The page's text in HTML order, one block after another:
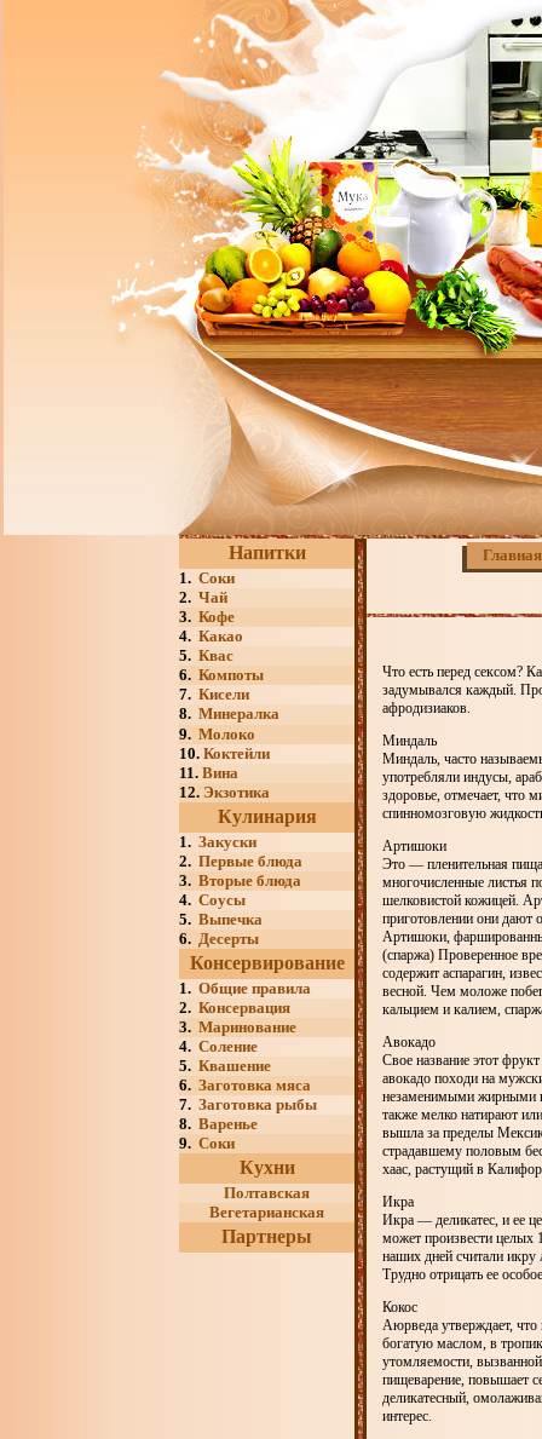
Напитки
1. Соки
2. Чай
3. Кофе
4. Какао
5. Квас
6. Компоты
7. Кисели
8. Минералка
9. Молоко
10. Коктейли
11. Вина
12. Экзотика
Кулинария
1. Закуски
2. Первые блюда
3. Вторые блюда
4. Соусы
5. Выпечка
6. Десерты
Консервирование
1. Общие правила
2. Консервация
3. Маринование
4. Соление
5. Квашение
6. Заготовка мяса
7. Заготовка рыбы
8. Варенье
9. Соки
Кухни
Полтавская
Вегетарианская
Партнеры
Главная
Что есть перед сексом?
задумывался каждый.
афродизиаков.
Миндаль
Миндаль, часто
употребляли индусы,
здоровье, отмечает, что
спинномозговую
Артишоки
Это — пленительная
многочисленные
шелковистой кожицей.
приготовлении они дают
Артишоки,
(спаржа) Проверенное
содержит аспарагин,
весной. Чем моложе
кальцием и калием,
Авокадо
Свое название этот
авокадо походи на
незаменимыми жирными
также мелко натирают
вышла за пределы
страдавшему половым
хаас, растущий в
Икра
Икра — деликатес, и ее
может произвести целых
наших дней считали икру
Трудно отрицать ее
Кокос
Аюрведа утверждает,
богатую маслом, в
утомляемости,
пищеварение, повышает
деликатесный,
интерес.